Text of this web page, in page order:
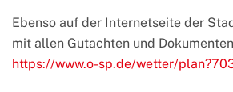
Ebenso auf der Internetseite der
mit allen Gutachten und
https://www.o-sp.de/wetter/